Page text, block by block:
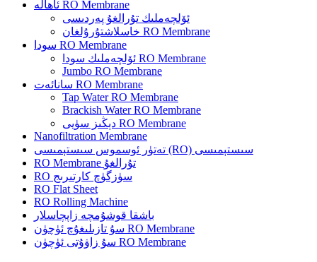
ئاھالە RO Membrane
ئۆلچەملىك تۇرالغۇ پەردىسى
خاسلاشتۇرۇلغان RO Membrane
سودا RO Membrane
ئۆلچەملىك سودا RO Membrane
Jumbo RO Membrane
سانائەت RO Membrane
Tap Water RO Membrane
Brackish Water RO Membrane
دېڭىز سۈيى RO Membrane
Nanofiltration Membrane
تەتۈر ئوسموس سىستېمىسى (RO) سىستېمىسى
RO Membrane تۇرالغۇ
RO سۈزگۈچ كارتىرىج
RO Flat Sheet
RO Rolling Machine
باشقا قوشۇمچە زاپچاسلار
سۇ تازىلىغۇچ ئۈچۈن RO Membrane
سۇ زاۋۇتى ئۈچۈن RO Membrane